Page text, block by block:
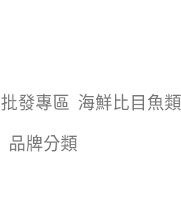
批發專區 海鮮比目魚類
品牌分類